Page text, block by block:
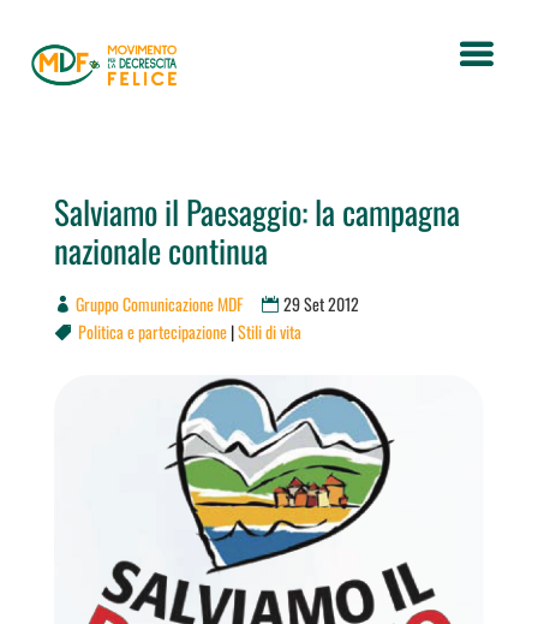
Salviamo il Paesaggio: la campagna
nazionale continua
Gruppo Comunicazione MDF 29 Set 2012
 Politica e partecipazione|Stili di vita